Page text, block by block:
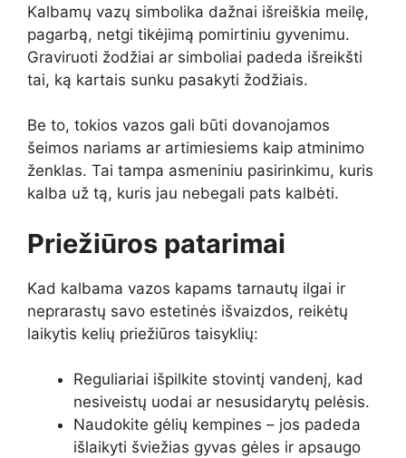
Kalbamų vazų simbolika dažnai išreiškia meilę,
pagarbą, netgi tikėjimą pomirtiniu gyvenimu.
Graviruoti žodžiai ar simboliai padeda išreikšti
tai, ką kartais sunku pasakyti žodžiais.
Be to, tokios vazos gali būti dovanojamos
šeimos nariams ar artimiesiems kaip atminimo
ženklas. Tai tampa asmeniniu pasirinkimu, kuris
kalba už tą, kuris jau nebegali pats kalbėti.
Priežiūros patarimai
Kad kalbama vazos kapams tarnautų ilgai ir
neprarastų savo estetinės išvaizdos, reikėtų
laikytis kelių priežiūros taisyklių:
Reguliariai išpilkite stovintį vandenį, kad
nesiveistų uodai ar nesusidarytų pelėsis.
Naudokite gėlių kempines – jos padeda
išlaikyti šviežias gyvas gėles ir apsaugo